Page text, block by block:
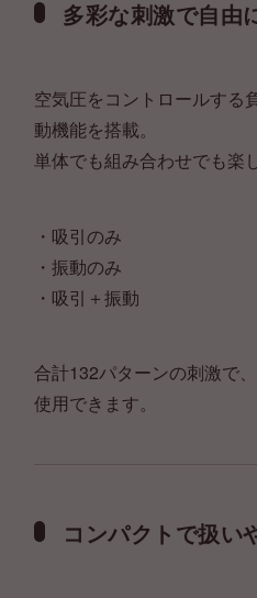
多彩な刺激で自由
空気圧をコントロールする
動機能を搭載。
単体でも組み合わせでも楽
・吸引のみ
・振動のみ
・吸引＋振動
合計132パターンの刺激で
使用できます。
コンパクトで扱い